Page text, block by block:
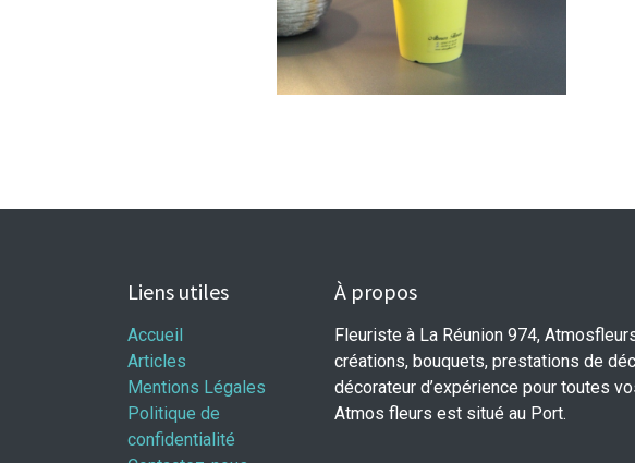
Liens utiles
Accueil
Articles
Mentions Légales
Politique de
confidentialité
À propos
Fleuriste à La Réunion 974,
créations, bouquets, prestations de
décorateur d’expérience pour toutes
Atmos fleurs est situé au Port.